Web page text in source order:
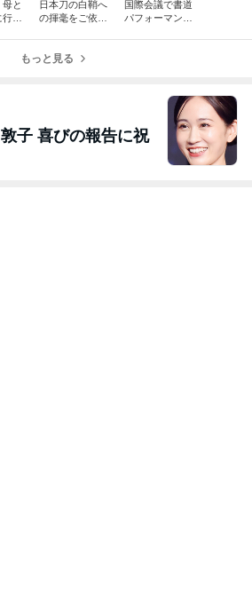
と
っ
日本刀の白鞘へ
の揮毫をご依頼
国際会議で書道
パフォーマンス
もっと見る
子 喜びの報告に祝